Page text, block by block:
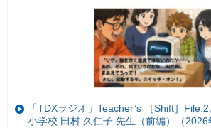
「TDXラジオ」Teacher’s ［Shift］
小学校 田村 久仁子 先生（前編）（2026